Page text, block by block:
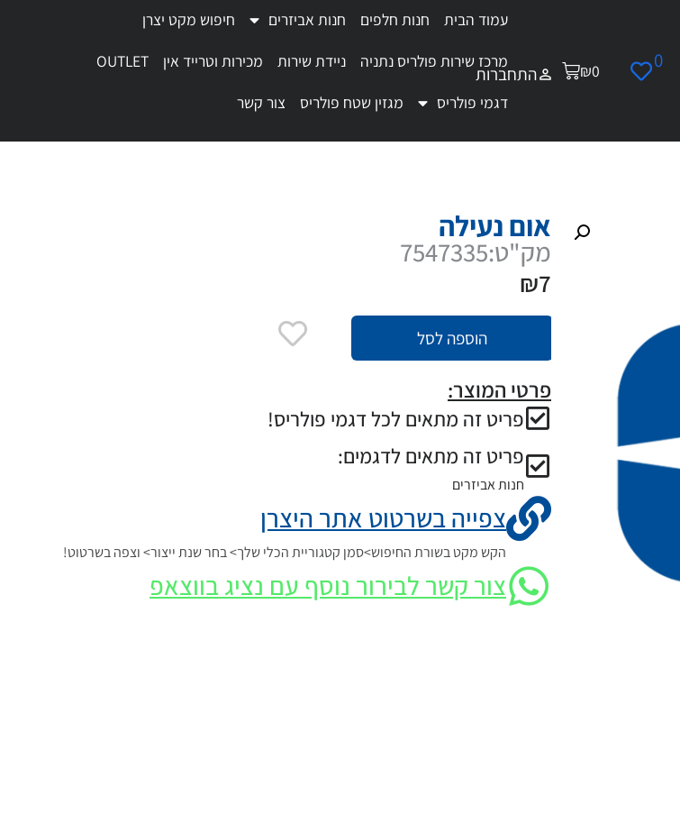
0
₪0 התחברות
עמוד הבית חנות חלפים חנות אביזרים
חיפוש מקט יצרן
מרכז שירות פולריס נתניה
ניידת שירות מכירות וטרייד אין
OUTLET
דגמי פולריס
מגזין שטח פולריס צור קשר
אום נעילה
מק"ט:7547335
₪7
הוספה לסל
פרטי המוצר:
פריט זה מתאים לכל דגמי פולריס!
פריט זה מתאים לדגמים:
חנות אביזרים
צפייה בשרטוט אתר היצרן
הקש מקט בשורת החיפוש>סמן קטגוריית הכלי שלך> בחר שנת ייצור> וצפה בשרטוט!
צור קשר לבירור נוסף עם נציג בווצאפ